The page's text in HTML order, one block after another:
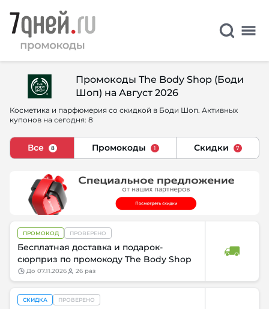
Промокоды The Body Shop (Боди
Шоп) на Август 2026
Косметика и парфюмерия со скидкой в Боди Шоп. Активных
купонов на сегодня: 8
Все 8 Промокоды 1 Скидки 7
ПРОМОКОД ПРОВЕРЕНО
Бесплатная доставка и подарок-
сюрприз по промокоду The Body Shop
до 07.11.2026 26 раз
СКИДКА ПРОВЕРЕНО